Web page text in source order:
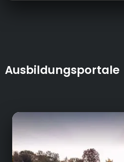
Ausbildungsportale